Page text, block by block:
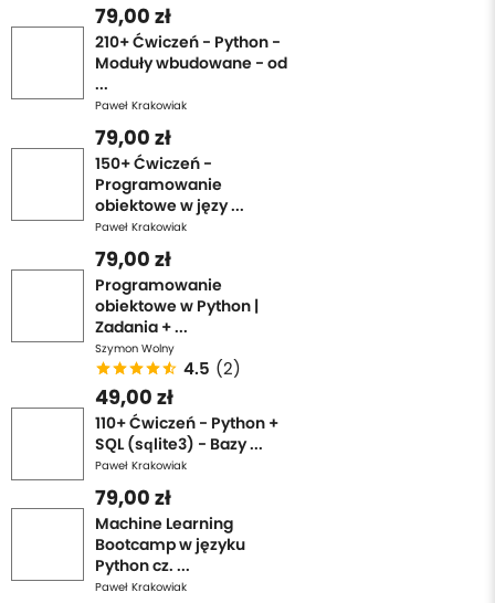
79,00 zł
210+ Ćwiczeń - Python -
Moduły wbudowane - od
...
Paweł Krakowiak
79,00 zł
150+ Ćwiczeń -
Programowanie
obiektowe w języ ...
Paweł Krakowiak
79,00 zł
Programowanie
obiektowe w Python |
Zadania + ...
Szymon Wolny
4.5 (2)
49,00 zł
110+ Ćwiczeń - Python +
SQL (sqlite3) - Bazy ...
Paweł Krakowiak
79,00 zł
Machine Learning
Bootcamp w języku
Python cz. ...
Paweł Krakowiak